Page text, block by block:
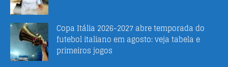
Copa Itália 2026-2027 abre temporada do
futebol italiano em agosto: veja tabela e
primeiros jogos